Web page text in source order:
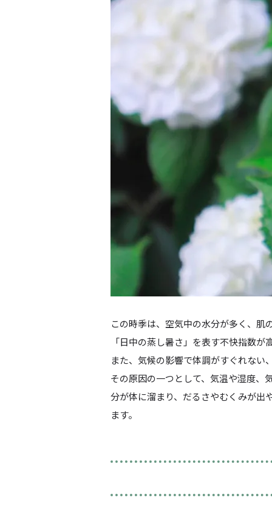
この時季は、空気中の水分が多く、肌
「日中の蒸し暑さ」を表す不快指数が
また、気候の影響で体調がすぐれな
その原因の一つとして、気温や湿度、
分が体に溜まり、 だるさやむくみが出
ます。